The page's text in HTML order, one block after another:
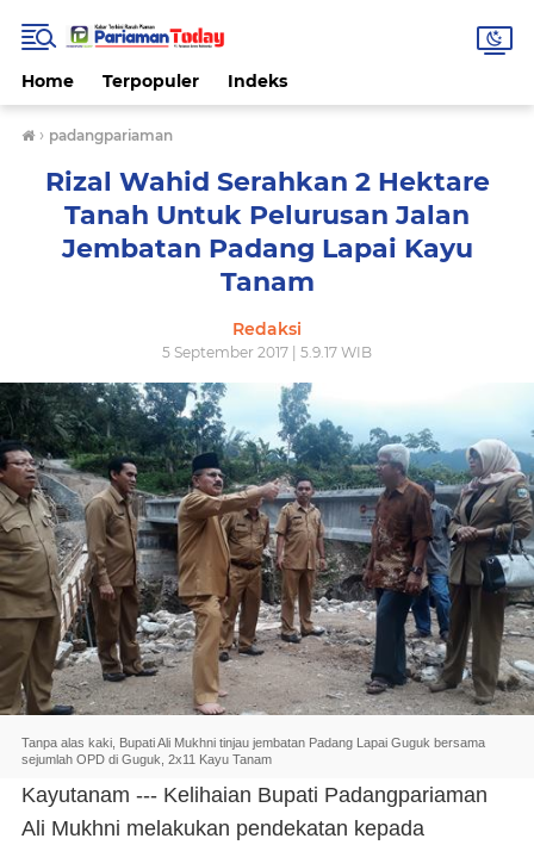
Home Terpopuler Indeks
› padangpariaman
Rizal Wahid Serahkan 2 Hektare
Tanah Untuk Pelurusan Jalan
Jembatan Padang Lapai Kayu
Tanam
Redaksi
5 September 2017 | 5.9.17 WIB
Tanpa alas kaki, Bupati Ali Mukhni tinjau jembatan Padang Lapai Guguk bersama
sejumlah OPD di Guguk, 2x11 Kayu Tanam
Kayutanam --- Kelihaian Bupati Padangpariaman
Ali Mukhni melakukan pendekatan kepada